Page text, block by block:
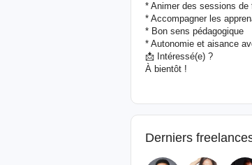
* Animer des sessions de
* Accompagner les
* Bon sens pédagogique
* Autonomie et aisance
📩 Intéressé(e) ?
À bientôt !
Derniers